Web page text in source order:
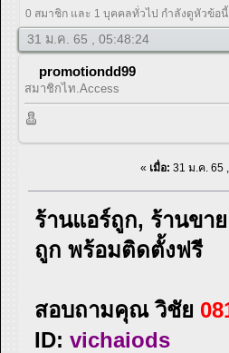
0 สมาชิก และ 1 บุคคลทั่วไป กำลังดูหัวข้อนี้
31 ม.ค. 65 , 05:48:24
promotiondd99
สมาชิกไท.Access
« เมื่อ: 31 ม.ค. 65
ร้านแอร์ถูก, ร้านขา
ถูก พร้อมติดตั้งฟรี
สอบถามคุณ วิชัย
ID:vichaiods